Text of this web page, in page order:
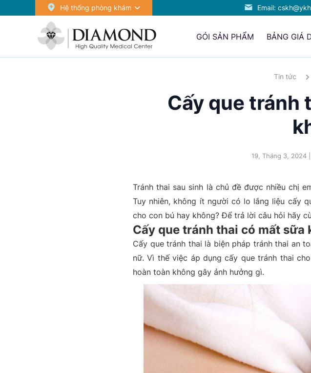
Hệ thống phòng khám Email:
GÓI SẢN PHẨM BẢNG GIÁ
Tin tức
Cấy que tránh
19, Tháng 3, 2024 |
Tránh thai sau sinh là chủ đề được nhiều chị
Tuy nhiên, không ít người có lo lắng liệu cấy
cho con bú hay không? Để trả lời câu hỏi hãy
Cấy que tránh thai có mất sữa
Cấy que tránh thai là biện pháp tránh thai an
nữ. Vì thế việc áp dụng cấy que tránh thai
hoàn toàn không gây ảnh hưởng gì.